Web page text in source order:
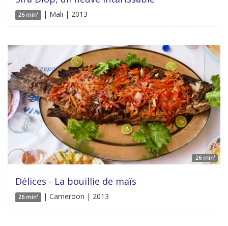
26 min' | Mali | 2013
26 min'
Délices - La bouillie de maïs
26 min' | Cameroon | 2013